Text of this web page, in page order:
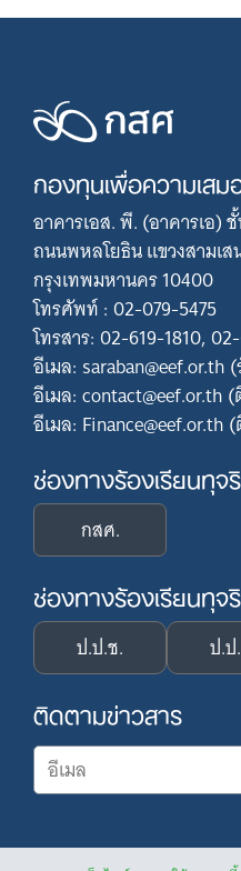
กองทุนเพื่อความเส
อาคารเอส. พี. (อาคารเอ)
ถนนพหลโยธิน แขวงสามเ
กรุงเทพมหานคร 10400
โทรศัพท์ : 02-079-5475
โทรสาร: 02-619-1810,
อีเมล: saraban@eef.or.th
อีเมล: contact@eef.or.th
อีเมล:
ช่องทางร้องเรียนทุจ
กสศ.
ช่องทางร้องเรียนทุ
ป.ป.ช. ป.
ติดตามข่าวสาร